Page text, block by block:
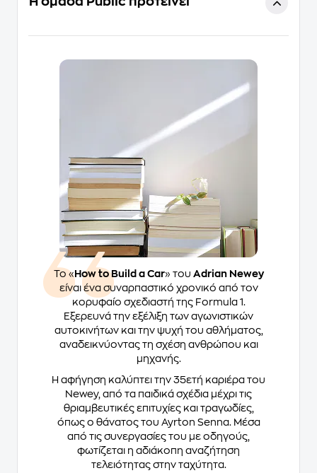
Το « How to Build a Car» του Adrian Newey
είναι ένα συναρπαστικό χρονικό από τον
κορυφαίο σχεδιαστή της Formula 1.
Εξερευνά την εξέλιξη των αγωνιστικών
αυτοκινήτων και την ψυχή του αθλήματος,
αναδεικνύοντας τη σχέση ανθρώπου και
μηχανής.
Η αφήγηση καλύπτει την 35ετή καριέρα του
Newey, από τα παιδικά σχέδια μέχρι τις
θριαμβευτικές επιτυχίες και τραγωδίες,
όπως ο θάνατος του Ayrton Senna. Μέσα
από τις συνεργασίες του με οδηγούς,
φωτίζεται η αδιάκοπη αναζήτηση
τελειότητας στην ταχύτητα.